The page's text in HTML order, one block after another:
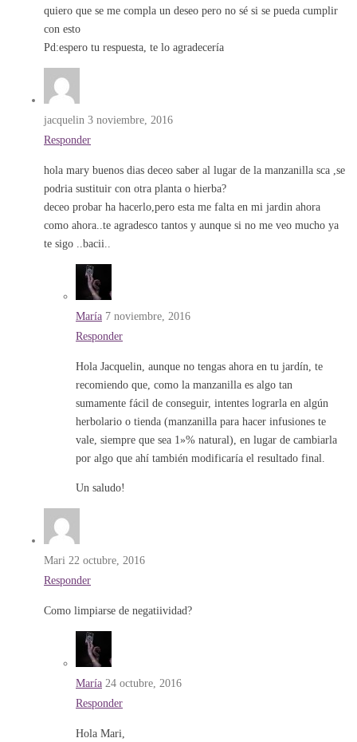
quiero que se me compla un deseo pero no sé si se pueda cumplir
con esto
Pd:espero tu respuesta, te lo agradecería
jacquelin 3 noviembre, 2016
Responder
hola mary buenos dias deceo saber al lugar de la manzanilla sca ,se
podria sustituir con otra planta o hierba?
deceo probar ha hacerlo,pero esta me falta en mi jardin ahora
como ahora..te agradesco tantos y aunque si no me veo mucho ya
te sigo ..bacii..
María 7 noviembre, 2016
Responder
Hola Jacquelin, aunque no tengas ahora en tu jardín, te
recomiendo que, como la manzanilla es algo tan
sumamente fácil de conseguir, intentes lograrla en algún
herbolario o tienda (manzanilla para hacer infusiones te
vale, siempre que sea 1»% natural), en lugar de cambiarla
por algo que ahí también modificaría el resultado final.
Un saludo!
Mari 22 octubre, 2016
Responder
Como limpiarse de negatiividad?
María 24 octubre, 2016
Responder
Hola Mari,